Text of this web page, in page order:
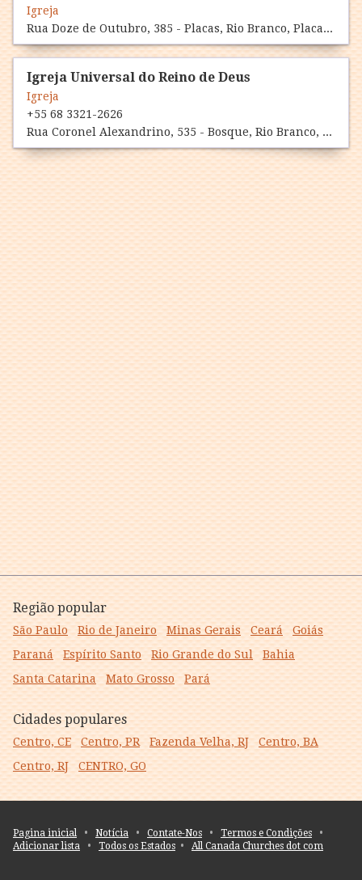
Igreja
Rua Doze de Outubro, 385 - Placas, Rio Branco, Placas, AC 69914-800
Igreja Universal do Reino de Deus
Igreja
+55 68 3321-2626
Rua Coronel Alexandrino, 535 - Bosque, Rio Branco, Bosque, AC 69909-730
Região popular
São Paulo Rio de Janeiro Minas Gerais Ceará
Goiás
Paraná
Espírito Santo Rio Grande do Sul
Bahia
Santa Catarina
Mato Grosso Pará
Cidades populares
Centro, CE Centro, PR Fazenda Velha, RJ
Centro, BA
Centro, RJ
CENTRO, GO
Pagina inicial • Notícia • Contate-Nos • Termos e Condições •
Adicionar lista • Todos os Estados • All Canada Churches dot com